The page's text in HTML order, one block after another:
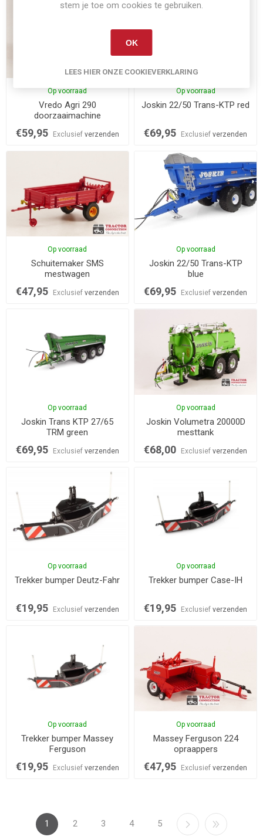
Op voorraad
Vredo Agri 290
doorzaaimachine
€59,95 Exclusief verzenden
Op voorraad
Joskin 22/50 Trans-KTP red
€69,95 Exclusiefverzenden
Op voorraad
Schuitemaker SMS
mestwagen
€47,95 Exclusief verzenden
Op voorraad
Joskin 22/50 Trans-KTP
blue
€69,95 Exclusiefverzenden
Op voorraad
Joskin Trans KTP 27/65
TRM green
€69,95 Exclusief verzenden
Op voorraad
Joskin Volumetra 20000D
mesttank
€68,00 Exclusiefverzenden
Op voorraad
Trekker bumper Deutz-Fahr
€19,95 Exclusief verzenden
Op voorraad
Trekker bumper Case-IH
€19,95 Exclusiefverzenden
Op voorraad
Trekker bumper Massey
Ferguson
€19,95 Exclusief verzenden
Op voorraad
Massey Ferguson 224
opraappers
€47,95 Exclusiefverzenden
1 2 3 4 5
stem je toe om cookies te gebruiken.
OK
LEES HIER ONZE COOKIEVERKLARING